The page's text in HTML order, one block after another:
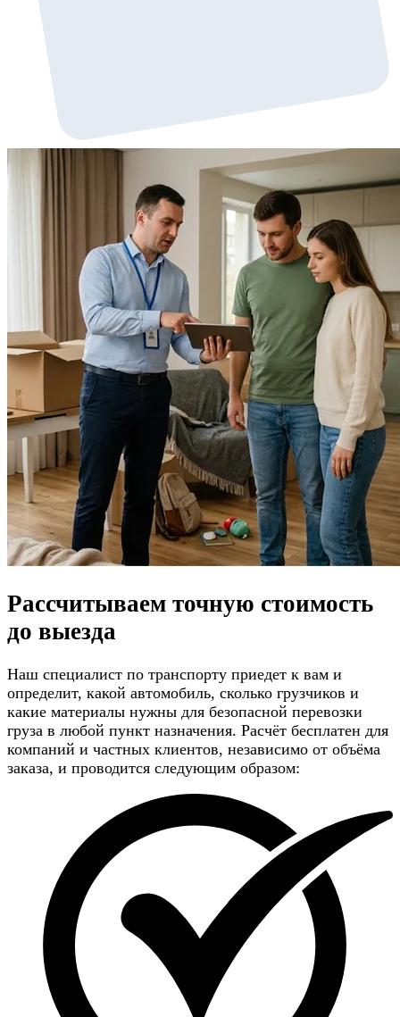
Рассчитываем точную стоимость
до выезда
Наш специалист по транспорту приедет к вам и
определит, какой автомобиль, сколько грузчиков и
какие материалы нужны для безопасной перевозки
груза в любой пункт назначения. Расчёт бесплатен для
компаний и частных клиентов, независимо от объёма
заказа, и проводится следующим образом: